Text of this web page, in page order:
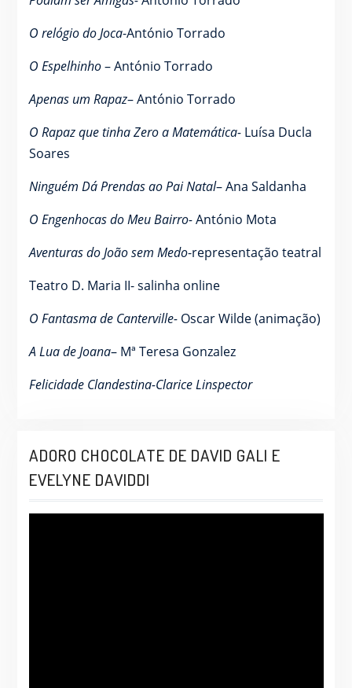
O relógio do Joca-António Torrado
O Espelhinho– António Torrado
Apenas um Rapaz– António Torrado
O Rapaz que tinha Zero a Matemática- Luísa Ducla
Soares
Ninguém Dá Prendas ao Pai Natal– Ana Saldanha
O Engenhocas do Meu Bairro-António Mota
Aventuras do João sem Medo-representação teatral
Teatro D. Maria II- salinha online
O Fantasma de Canterville- Oscar Wilde (animação)
A Lua de Joana– Mª Teresa Gonzalez
Felicidade Clandestina-Clarice Linspector
ADORO CHOCOLATE DE DAVID GALI E
EVELYNE DAVIDDI